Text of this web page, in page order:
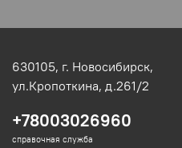
630105, г. Новосибирск,
ул.Кропоткина, д.261/2
+78003026960
справочная служба